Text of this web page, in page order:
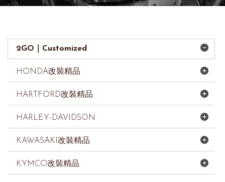
2GO｜Customized
HONDA改裝精品
HARTFORD改裝精品
HARLEY-DAVIDSON
KAWASAKI改裝精品
KYMCO改裝精品